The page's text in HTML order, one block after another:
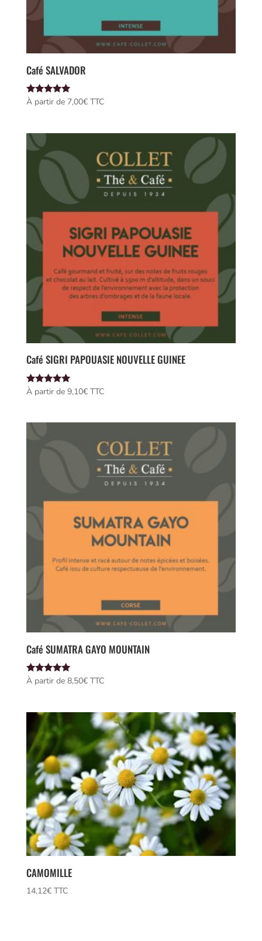
Café SALVADOR
Note
5.00
À partir de 7,00€ TTC
Café SIGRI PAPOUASIE NOUVELLE GUINEE
Note
5.00
À partir de 9,10€ TTC
Café SUMATRA GAYO MOUNTAIN
Note
5.00
À partir de 8,50€ TTC
CAMOMILLE
14,12€ TTC